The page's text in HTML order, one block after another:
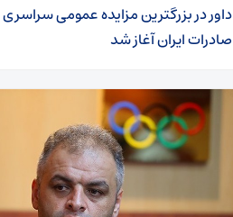
داوردر​بزرگترین مزایده عمومی سراسری
صادرات ایران آغاز شد